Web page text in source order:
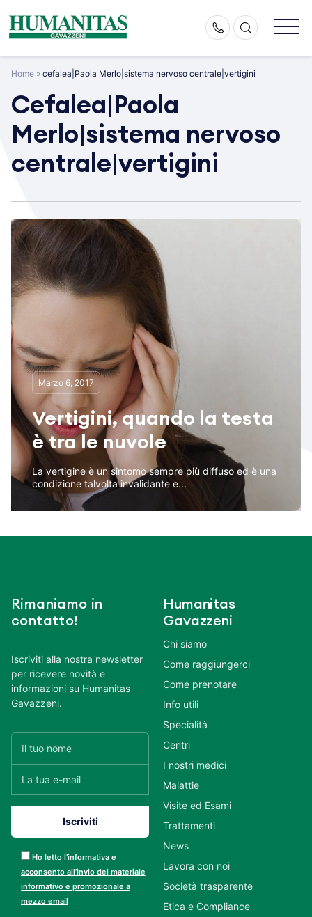
content
Home » cefalea|Paola Merlo|sistema nervoso centrale|vertigini
Cefalea|Paola
Merlo|sistema nervoso
centrale|vertigini
Marzo 6, 2017
Vertigini, quando la testa
è tra le nuvole
La vertigine è un sintomo sempre più diffuso ed è una
condizione talvolta invalidante e...
Rimaniamo in
contatto!
Iscriviti alla nostra newsletter
per ricevere novità e
informazioni su Humanitas
Gavazzeni.
Ho letto l’informativa e
acconsento all’invio del materiale
informativo e promozionale a
mezzo email
Humanitas
Gavazzeni
Chi siamo
Come raggiungerci
Come prenotare
Info utili
Specialità
Centri
I nostri medici
Malattie
Visite ed Esami
Trattamenti
News
Lavora con noi
Società trasparente
Etica e Compliance